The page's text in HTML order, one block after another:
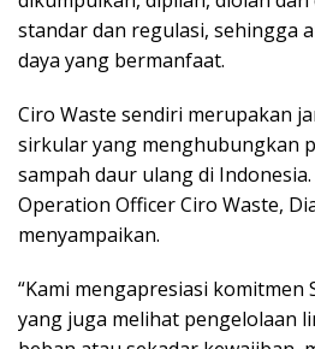
standar dan regulasi, sehingga
daya yang bermanfaat.
Ciro Waste sendiri merupakan
sirkular yang menghubungkan
sampah daur ulang di
Operation Officer Ciro Waste,
menyampaikan.
“Kami mengapresiasi komitmen
yang juga melihat pengelolaan